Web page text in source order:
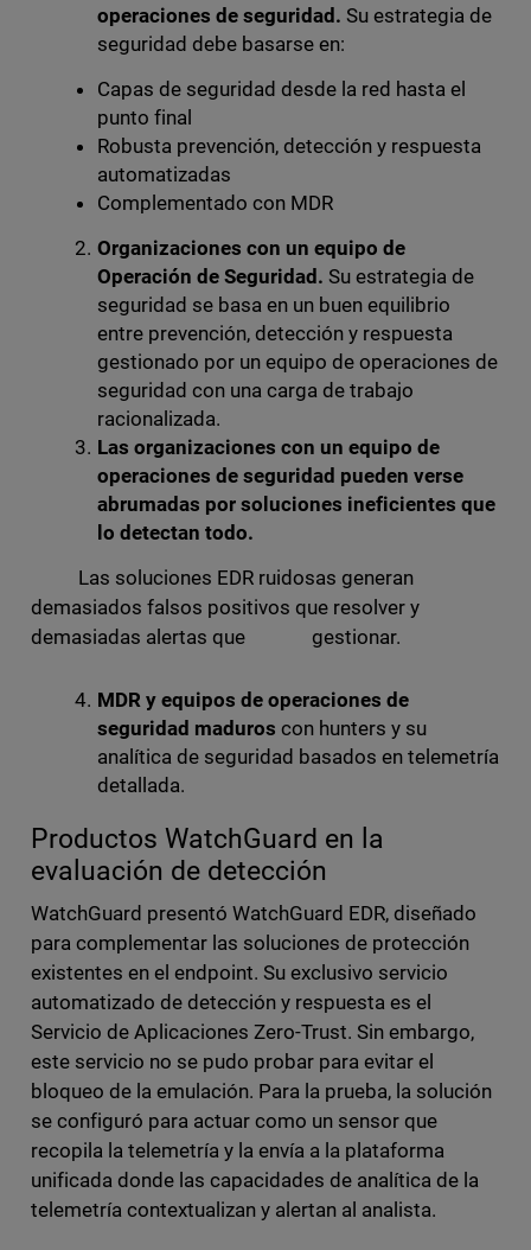
operaciones de seguridad. Su estrategia de
seguridad debe basarse en:
Capas de seguridad desde la red hasta el
punto final
Robusta prevención, detección y respuesta
automatizadas
Complementado con MDR
Organizaciones con un equipo de
Operación de Seguridad. Su estrategia de
seguridad se basa en un buen equilibrio
entre prevención, detección y respuesta
gestionado por un equipo de operaciones de
seguridad con una carga de trabajo
racionalizada.
Las organizaciones con un equipo de
operaciones de seguridad pueden verse
abrumadas por soluciones ineficientes que
lo detectan todo.
Las soluciones EDR ruidosas generan
demasiados falsos positivos que resolver y
demasiadas alertas que gestionar.
MDR y equipos de operaciones de
seguridad maduros con hunters y su
analítica de seguridad basados en telemetría
detallada.
Productos WatchGuard en la
evaluación de detección
WatchGuard presentó WatchGuard EDR, diseñado
para complementar las soluciones de protección
existentes en el endpoint. Su exclusivo servicio
automatizado de detección y respuesta es el
Servicio de Aplicaciones Zero-Trust. Sin embargo,
este servicio no se pudo probar para evitar el
bloqueo de la emulación. Para la prueba, la solución
se configuró para actuar como un sensor que
recopila la telemetría y la envía a la plataforma
unificada donde las capacidades de analítica de la
telemetría contextualizan y alertan al analista.